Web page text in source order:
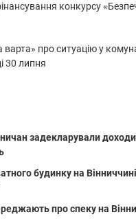
задекларували
будинку на
про спеку на
конкурсу
варта» про ситуацію у
30 липня